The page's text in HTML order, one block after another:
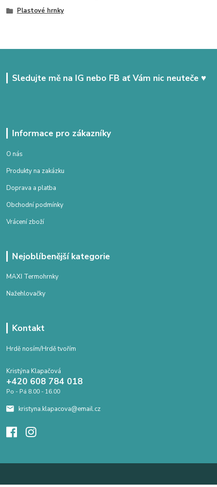
Plastové hrnky
Sledujte mě na IG nebo FB ať Vám nic neuteče ♥
Informace pro zákazníky
O nás
Produkty na zakázku
Doprava a platba
Obchodní podmínky
Vrácení zboží
Nejoblíbenější kategorie
MAXI Termohrnky
Nažehlovačky
Kontakt
Hrdě nosím/Hrdě tvořím
Kristýna Klapačová
+420 608 784 018
Po - Pá 8.00 - 16.00
kristyna.klapacova@email.cz